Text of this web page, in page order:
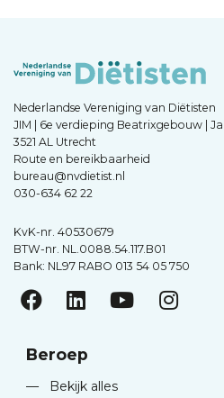
Nederlandse Vereniging van Diëtisten
JIM | 6e verdieping Beatrixgebouw |
3521 AL Utrecht
Route en bereikbaarheid
bureau@nvdietist.nl
030-634 62 22
KvK-nr. 40530679
BTW-nr. NL.0088.54.117.B01
Bank: NL97 RABO 013 54 05 750
Beroep
—
Bekijk alles